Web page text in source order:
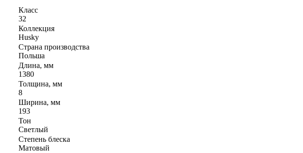
Класс
32
Коллекция
Husky
Страна производства
Польша
Длина, мм
1380
Толщина, мм
8
Ширина, мм
193
Тон
Светлый
Степень блеска
Матовый